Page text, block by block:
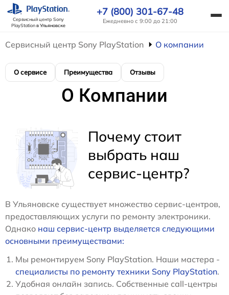
Сервисный центр Sony
PlayStationв Ульяновске
+7 (800) 301-67-48
Ежедневно с 9:00 до 21:00
Сервисный центр Sony PlayStation О компании
О сервисе Преимущества Отзывы
О Компании
Почему стоит
выбрать наш
сервис-центр?
В Ульяновске существует множество сервис-центров,
предоставляющих услуги по ремонту электроники.
Однако наш сервис-центр выделяется следующими
основными преимуществами:
Мы ремонтируем Sony PlayStation. Наши мастера -
специалисты по ремонту техники Sony PlayStation.
Удобная онлайн запись. Собственные call-центры